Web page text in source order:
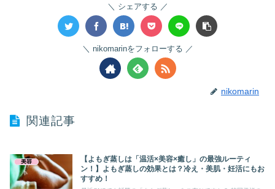
シェアする
nikomarinをフォローする
nikomarin
関連記事
美容
【よもぎ蒸しは「温活×美容×癒し」の最強ルーティ
ン！】よもぎ蒸しの効果とは？冷え・美肌・妊活にもお
すすめ！